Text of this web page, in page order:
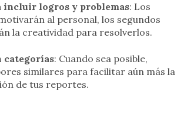
incluir logros y problemas: Los
al personal, los segundos
la creatividad para resolverlos.
categorías: Cuando sea posible,
similares para facilitar aún más la
de tus reportes.